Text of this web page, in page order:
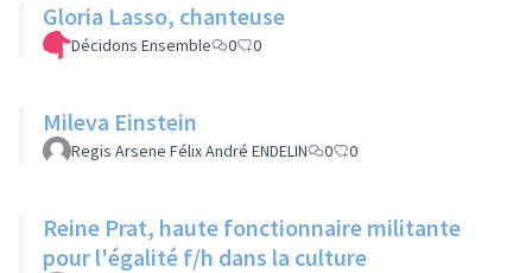
Gloria Lasso, chanteuse
Décidons Ensemble 0 0
Mileva Einstein
Regis Arsene Félix André ENDELIN 0 0
Reine Prat, haute fonctionnaire militante
pour l'égalité f/h dans la culture